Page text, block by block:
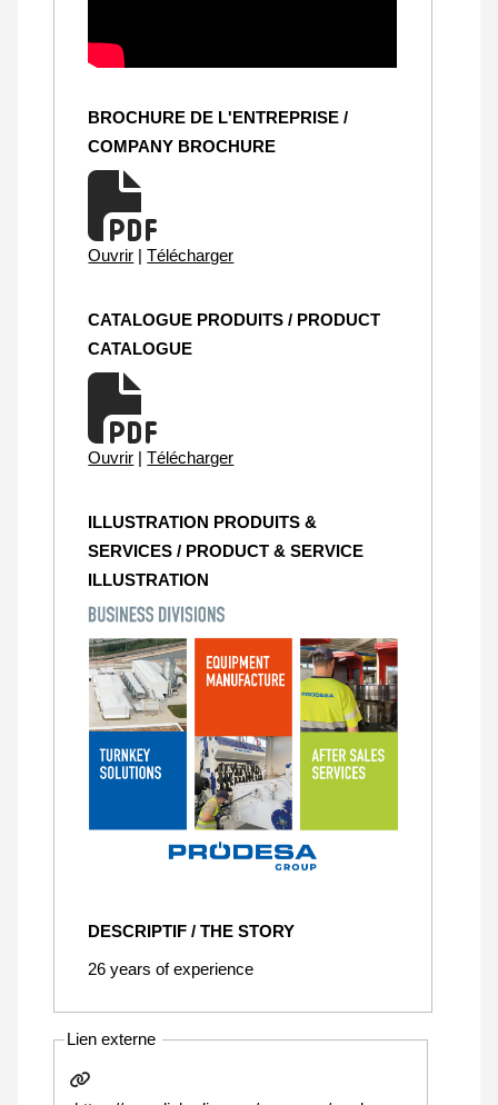
BROCHURE DE L'ENTREPRISE /
COMPANY BROCHURE
Ouvrir | Télécharger
CATALOGUE PRODUITS / PRODUCT
CATALOGUE
Ouvrir | Télécharger
ILLUSTRATION PRODUITS &
SERVICES / PRODUCT & SERVICE
ILLUSTRATION
DESCRIPTIF / THE STORY
26 years of experience
Lien externe